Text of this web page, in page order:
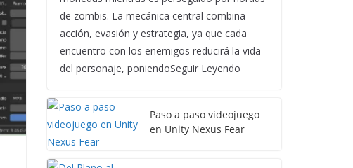
de zombis. La mecánica central combina
acción, evasión y estrategia, ya que cada
encuentro con los enemigos reducirá la vida
del personaje, poniendoSeguir Leyendo
Paso a paso videojuego
en Unity Nexus Fear